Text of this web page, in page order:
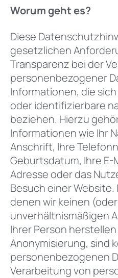
Worum geht es?
Diese
gesetzlichen
Transparenz bei der
personenbezogener
Informationen, die
oder identifizierbare
beziehen. Hierzu
Informationen wie Ihr
Anschrift, Ihre
Geburtsdatum, Ihre E-
Adresse oder das
Besuch einer
denen wir keinen
unverhältnismäßigen
Ihrer Person
Anonymisierung, sind
personenbezogenen
Verarbeitung von